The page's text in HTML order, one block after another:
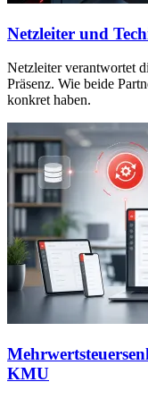
Netzleiter und
Netzleiter verantwortet
Präsenz. Wie beide
konkret haben.
KMU